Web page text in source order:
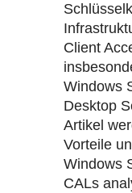
Client
Windows
Desktop
Artikel
Vorteile
Windows
CALs